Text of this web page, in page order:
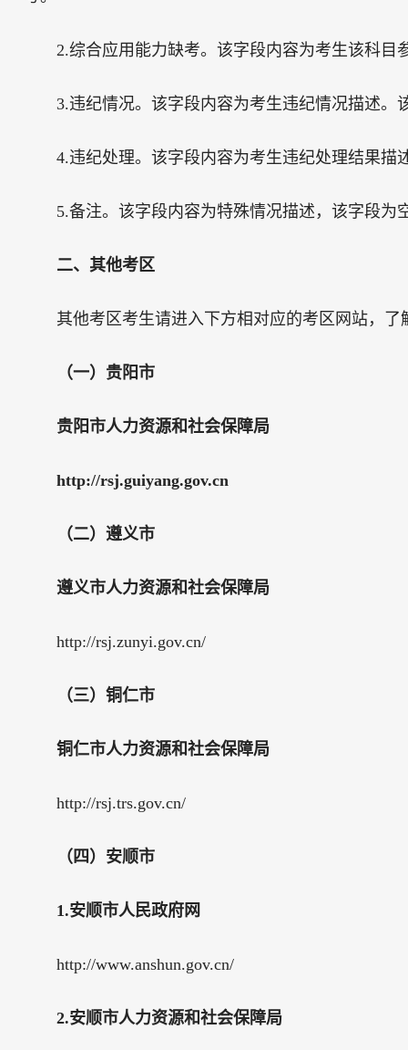
2.综合应用能力缺考。该字段内容为考生该科目
3.违纪情况。该字段内容为考生违纪情况描述。
4.违纪处理。该字段内容为考生违纪处理结果描
5.备注。该字段内容为特殊情况描述，该字段为
二、其他考区
其他考区考生请进入下方相对应的考区网站，
（一）贵阳市
贵阳市人力资源和社会保障局
http://rsj.guiyang.gov.cn
（二）遵义市
遵义市人力资源和社会保障局
http://rsj.zunyi.gov.cn/
（三）铜仁市
铜仁市人力资源和社会保障局
http://rsj.trs.gov.cn/
（四）安顺市
1.安顺市人民政府网
http://www.anshun.gov.cn/
2.安顺市人力资源和社会保障局